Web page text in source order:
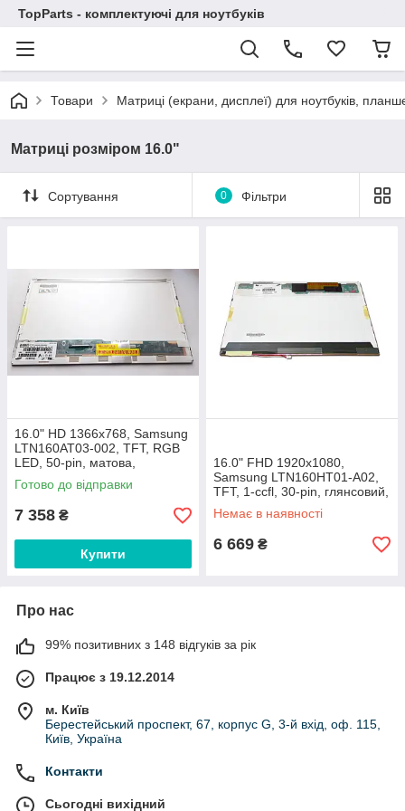
TopParts - комплектуючі для ноутбуків
Товари Матриці (екрани, дисплеї) для ноутбуків,
Матриці розміром 16.0"
Сортування 0 Фільтри
16.0" HD 1366x768, Samsung
LTN160AT03-002, TFT, RGB
LED, 50-pin, матова,
Готово до відправки
7 358 ₴
Купити
16.0" FHD 1920х1080,
Samsung LTN160HT01-A02,
TFT, 1-ccfl, 30-pin, глянсовий,
Немає в наявності
6 669 ₴
Про нас
99% позитивних з 148 відгуків за рік
Працює з 19.12.2014
м. Київ
Берестейський проспект, 67, корпус G, 3-й вхід, оф. 115,
Київ, Україна
Контакти
Сьогодні вихідний